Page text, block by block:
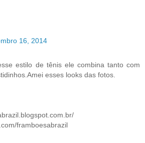
16, 2014
estilo de tênis ele combina tanto com
esses looks das fotos.
framboesabrazil